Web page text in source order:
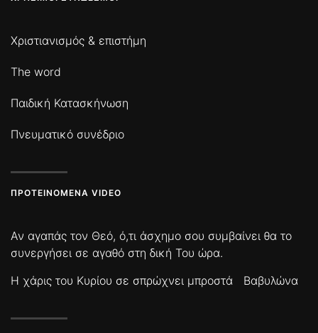
Χριστιανισμός & επιστήμη
The word
Παιδική Κατασκήνωση
Πνευματικό συνέδριο
ΠΡΟΤΕΙΝΌΜΕΝΑ VIDEO
Αν αγαπάς τον Θεό, ό,τι άσχημο σου συμβαίνει θα το
συνεργήσει σε αγαθό στη δική Του ώρα.
Η χάρις του Κυρίου σε σπρώχνει μπροστά
Βαβυλώνα